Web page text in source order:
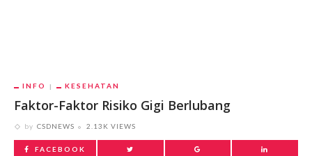
INFO KESEHATAN
Faktor-Faktor Risiko Gigi Berlubang
by CSDNEWS 2.13K VIEWS
FACEBOOK